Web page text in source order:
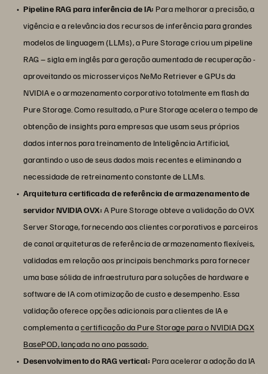
Pipeline RAG para inferência de IA: Para melhorar a precisão, a
vigência e a relevância dos recursos de inferência para grandes
modelos de linguagem (LLMs), a Pure Storage criou um pipeline
RAG – sigla em inglês para geração aumentada de recuperação -
aproveitando os microsserviços NeMo Retriever e GPUs da
NVIDIA e o armazenamento corporativo totalmente em flash da
Pure Storage. Como resultado, a Pure Storage acelera o tempo de
obtenção de insights para empresas que usam seus próprios
dados internos para treinamento de Inteligência Artificial,
garantindo o uso de seus dados mais recentes e eliminando a
necessidade de retreinamento constante de LLMs.
Arquitetura certificada de referência de armazenamento de
servidor NVIDIA OVX: A Pure Storage obteve a validação do OVX
Server Storage, fornecendo aos clientes corporativos e parceiros
de canal arquiteturas de referência de armazenamento flexíveis,
validadas em relação aos principais benchmarks para fornecer
uma base sólida de infraestrutura para soluções de hardware e
software de IA com otimização de custo e desempenho. Essa
validação oferece opções adicionais para clientes de IA e
complementa acertificação da Pure Storage para o NVIDIA DGX
BasePOD, lançada no ano passado.
Desenvolvimento do RAG vertical: Para acelerar a adoção da IA